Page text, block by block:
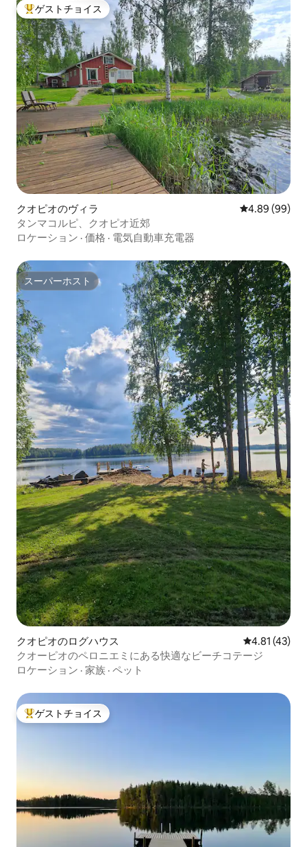
大好評のゲストチョイスです。
ゲストチョイス
クオピオのヴィラ レビュー99件
4.89 (99)
タンマコルピ、クオピオ近郊
ロケーション · 価格 · 電気自動車充電器
スーパーホスト
スーパーホスト
クオピオのログハウス レビュー43
4.81 (43)
クオーピオのペロニエミにある快適なビーチコテージ
ロケーション · 家族 · ペット
大好評のゲストチョイスです。
ゲストチョイス